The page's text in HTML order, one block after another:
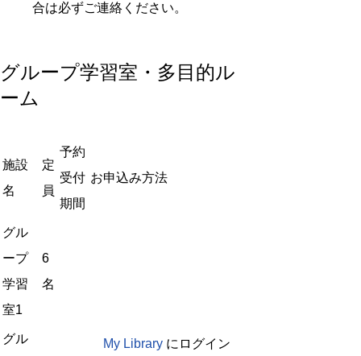
合は必ずご連絡ください。
グループ学習室・多目的ル
ーム
施設
名
定
員
予約
受付
期間
お申込み方法
グル
ープ
学習
室1
6
名
My Library にログイン
グル